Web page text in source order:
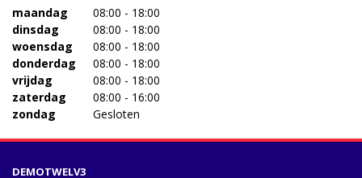
maandag
08:00 - 18:00
dinsdag
08:00 - 18:00
woensdag
08:00 - 18:00
donderdag
08:00 - 18:00
vrijdag
08:00 - 18:00
zaterdag
08:00 - 16:00
zondag
Gesloten
DEMOTWELV3